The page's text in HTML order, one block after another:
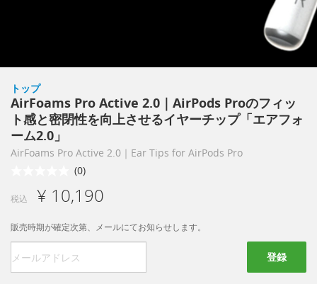
トップ
AirFoams Pro Active 2.0｜AirPods Proのフィッ
ト感と密閉性を向上させるイヤーチップ「エアフォ
ーム2.0」
AirFoams Pro Active 2.0｜Ear Tips for AirPods Pro
(0)
税込 ¥ 10,190
販売時期が確定次第、メールにてお知らせします。
登録